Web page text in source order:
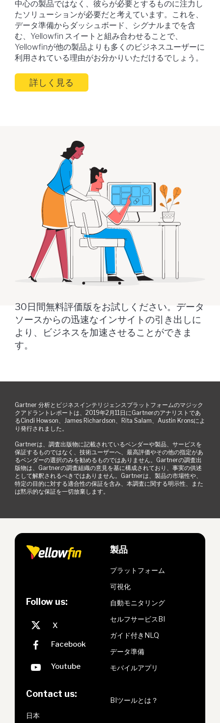
中心の製品ではなく、彼らが必要とするものに注力し
たソリューションが必要だと考えています。これを、
データ準備からダッシュボード、シグナルまでを含
む、Yellowfin スイートと組み合わせることで、
Yellowfinが他の製品よりも多くのビジネスユーザーに
利用されている理由がお分かりいただけるでしょう。
詳しく見る
30日間無料評価版をお試しください。データ
ソースからの迅速なインサイトの引き出しに
より、ビジネスを加速させることができま
す。
Gartner 分析とビジネスインテリジェンスプラットフォームのマジック
クアドラントレポートは、2019年2月11日にGartnerのアナリストであ
るCindi Howson、James Richardson、Rita Salam、Austin Kronsによ
り発行されました。
Gartnerは、調査出版物に記載されているベンダーや製品、サービスを
保証するものではなく、技術ユーザーへ、最高評価やその他の指定があ
るベンダーの選択のみを勧めるものではありません。Gartnerの調査出
版物は、Gartnerの調査組織の意見を基に構成されており、事実の供述
として解釈されるべきではありません。Gartnerは、製品の市場性や、
特定の目的に対する適合性の保証を含み、本調査に関する明示性、また
は黙示的な保証を一切放棄します。
Follow us:
Contact us:
日本
製品
プラットフォーム
可視化
自動モニタリング
セルフサービスBI
ガイド付きNLQ
データ準備
モバイルアプリ
BIツールとは？